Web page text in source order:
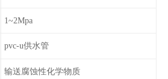
1~2Mpa
pvc-u供水管
输送腐蚀性化学物质